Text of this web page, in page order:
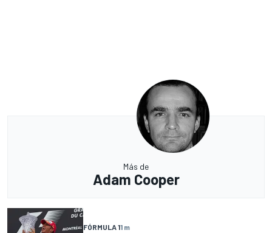
Más de
Adam Cooper
FÓRMULA 11 m